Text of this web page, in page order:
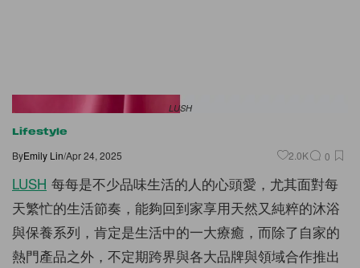
LUSH
Lifestyle
ByEmily Lin/Apr 24, 2025 2.0K 0
LUSH 每每是不少品味生活的人的心頭愛，尤其面對每
天繁忙的生活節奏，能夠回到家享用天然又純粹的沐浴
與保養系列，肯定是生活中的一大療癒，而除了自家的
熱門產品之外，不定期跨界與各大品牌與領域合作推出